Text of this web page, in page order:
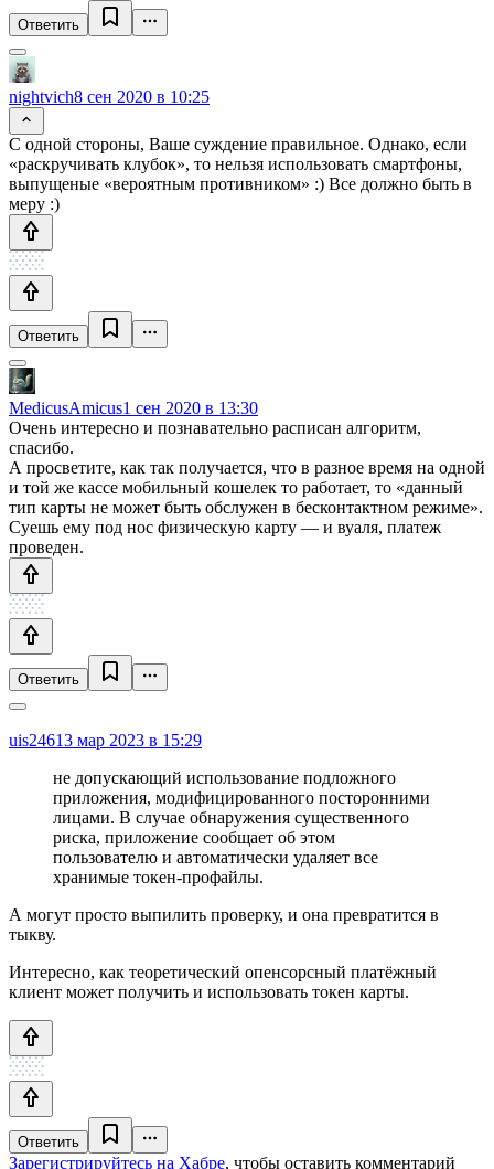
Ответить
nightvich8 сен 2020 в 10:25
С одной стороны, Ваше суждение правильное. Однако, если
«раскручивать клубок», то нельзя использовать смартфоны,
выпущеные «вероятным противником» :) Все должно быть в
меру :)
Ответить
MedicusAmicus1 сен 2020 в 13:30
Очень интересно и познавательно расписан алгоритм,
спасибо.
А просветите, как так получается, что в разное время на одной
и той же кассе мобильный кошелек то работает, то «данный
тип карты не может быть обслужен в бесконтактном режиме».
Суешь ему под нос физическую карту — и вуаля, платеж
проведен.
Ответить
uis24613 мар 2023 в 15:29
не допускающий использование подложного
приложения, модифицированного посторонними
лицами. В случае обнаружения существенного
риска, приложение сообщает об этом
пользователю и автоматически удаляет все
хранимые токен-профайлы.
А могут просто выпилить проверку, и она превратится в
тыкву.
Интересно, как теоретический опенсорсный платёжный
клиент может получить и использовать токен карты.
Ответить
Зарегистрируйтесь на Хабре, чтобы оставить комментарий